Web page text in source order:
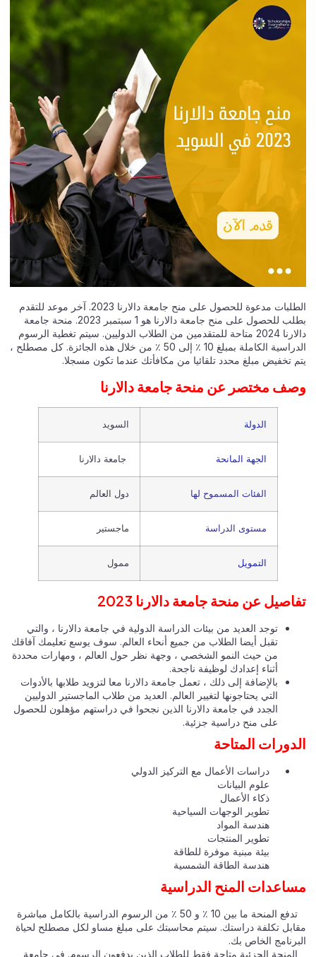
الطلبات مدعوة للحصول على منح جامعة دالارنا 2023. آخر موعد للتقدم
بطلب للحصول على منح جامعة دالارنا هو 1 سبتمبر 2023. منحة جامعة
دالارنا 2024 متاحة للمتقدمين من الطلاب الدوليين. سيتم تغطية الرسوم
الدراسية الكاملة بمبلغ 10 ٪ إلى 50 ٪ من خلال هذه الجائزة. كل مصطلح ،
يتم تخفيض مبلغ محدد تلقائيا من مكافأتك عندما تكون مسجلا.
وصف مختصر عن منحة جامعة دالارنا
الدولة السويد
الجهة المانحة جامعة دالارنا
الفئات المسموح لها دول العالم
مستوى الدراسة ماجستير
التمويل ممول
تفاصيل عن منحة جامعة دالارنا 2023
توجد العديد من بيئات الدراسة الدولية في جامعة دالارنا ، والتي
تقبل أيضا الطلاب من جميع أنحاء العالم. سوف يوسع تعليمك آفاقك
من حيث النمو الشخصي ، وجهة نظر حول العالم ، ومهارات محددة
أثناء إعدادك لوظيفة ناجحة.
بالإضافة إلى ذلك ، تعمل جامعة دالارنا معا لتزويد طلابها بالأدوات
التي يحتاجونها لتغيير العالم. العديد من طلاب الماجستير الدوليين
الجدد في جامعة دالارنا الذين نجحوا في دراستهم مؤهلون للحصول
على منح دراسية جزئية.
الدورات المتاحة
دراسات الأعمال مع التركيز الدولي
علوم البيانات
ذكاء الأعمال
تطوير الوجهات السياحية
هندسة المواد
تطوير المنتجات
بيئة مبنية موفرة للطاقة
هندسة الطاقة الشمسية
مساعدات المنح الدراسية
تدفع المنحة ما بين 10 ٪ و 50 ٪ من الرسوم الدراسية بالكامل مباشرة
مقابل تكلفة دراستك. سيتم محاسبتك على مبلغ مساو لكل مصطلح لحياة
البرنامج الخاص بك.
المنحة الجزئية متاحة فقط للطلاب الذين يدفعون الرسوم. في جامعة